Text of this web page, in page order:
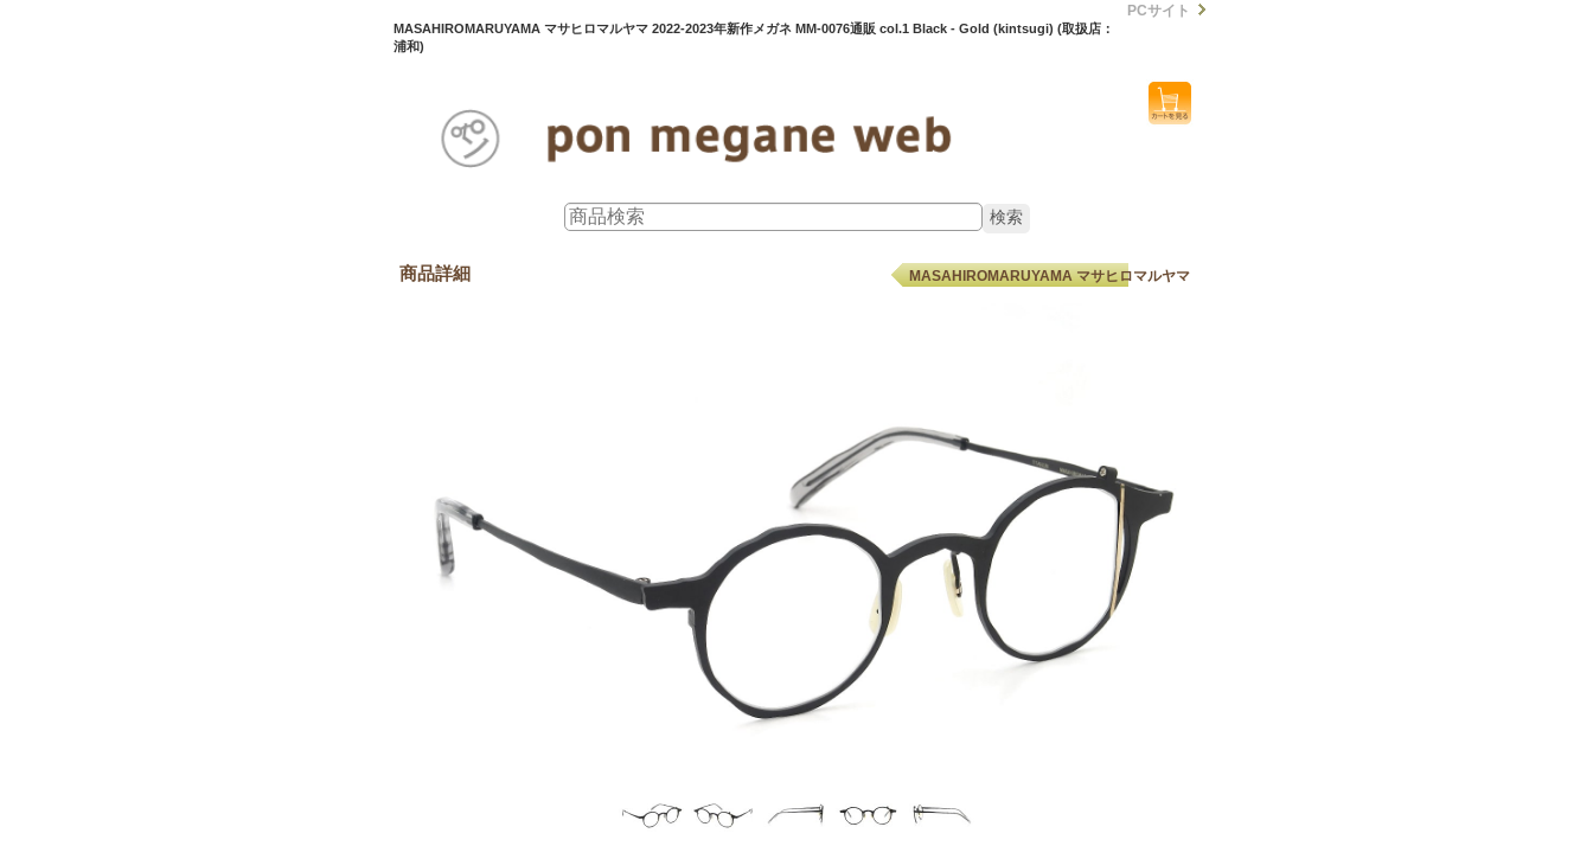
MASAHIROMARUYAMA マサヒロマルヤマ 2022-2023年新作メガネ MM-0076通販 col.1 Black - Gold (kintsugi) (取扱店：
浦和)
PCサイト
商品詳細 MASAHIROMARUYAMA マサヒロマルヤマ